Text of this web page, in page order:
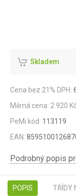
Skladem
Cena bez 21% DPH:
Měrná cena: 2 920 Kč
PeMi kód: 113119
EAN:
Podrobný popis
POPIS TŘÍDY